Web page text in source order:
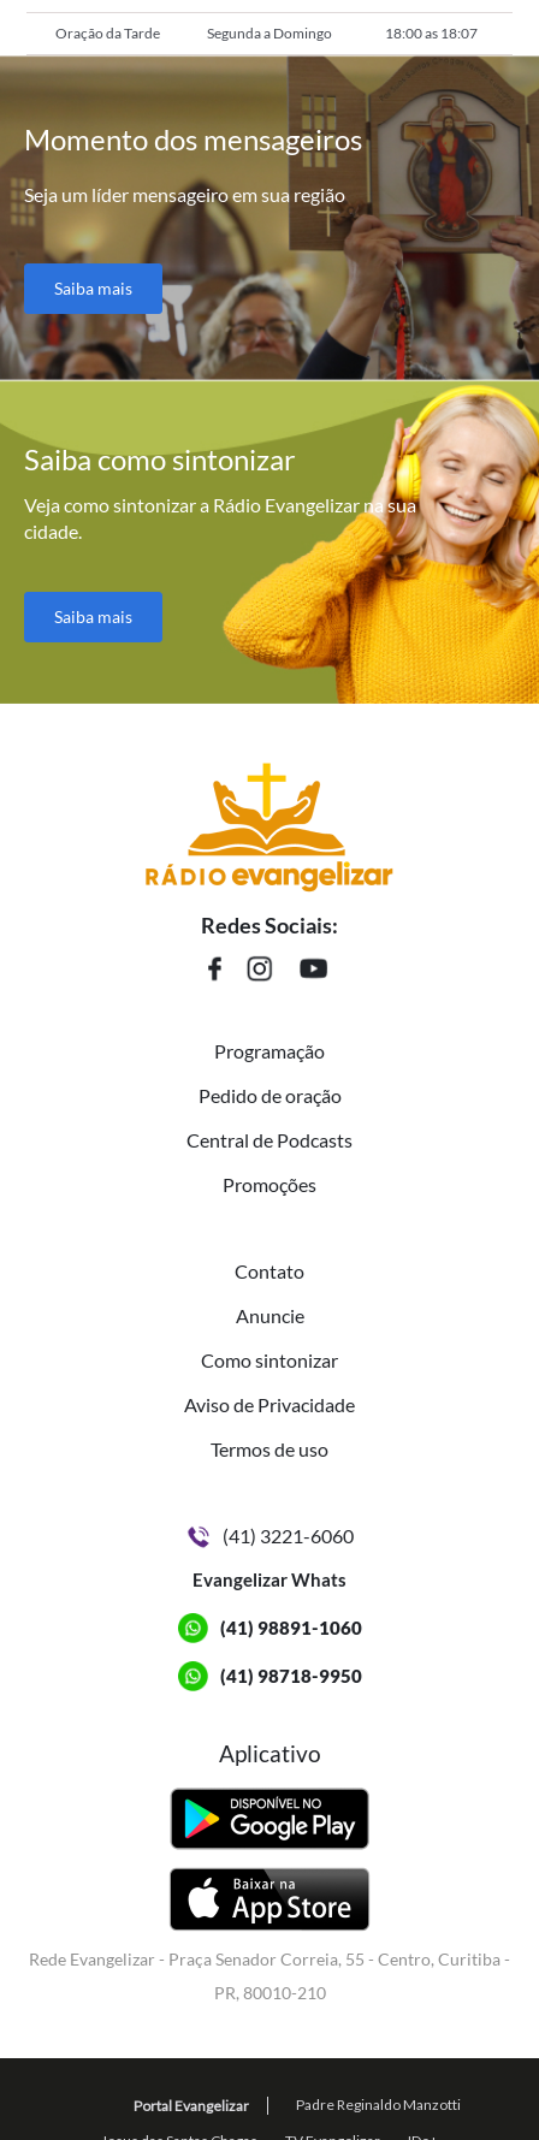
Oração da Tarde Segunda a Domingo 18:00 as 18:07
Momentodos mensageiros
Seja um líder mensageiro em sua região
Saiba mais
Saiba comosintonizar
Veja como sintonizar a Rádio Evangelizar na sua
cidade.
Saiba mais
Redes Sociais:
Programação
Pedido de oração
Central de Podcasts
Promoções
Contato
Anuncie
Como sintonizar
Aviso de Privacidade
Termos de uso
(41) 3221-6060
Evangelizar Whats
(41) 98891-1060
(41) 98718-9950
Aplicativo
Rede Evangelizar - Praça Senador Correia, 55 - Centro, Curitiba -
PR, 80010-210